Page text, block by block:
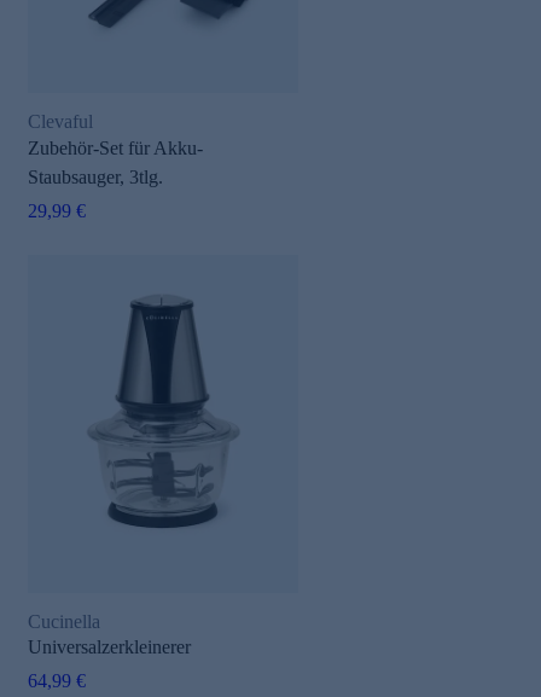
Clevaful
Zubehör-Set für Akku-
Staubsauger, 3tlg.
29,99 €
Cucinella
Universalzerkleinerer
64,99 €